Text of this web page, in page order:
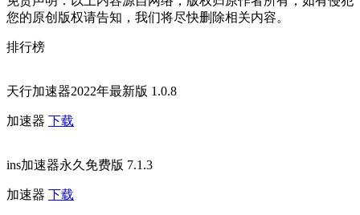
您的原创版权请告知，我们将尽快删除相关内容。
排行榜
天行加速器2022年最新版 1.0.8
加速器 下载
ins加速器永久免费版 7.1.3
加速器 下载